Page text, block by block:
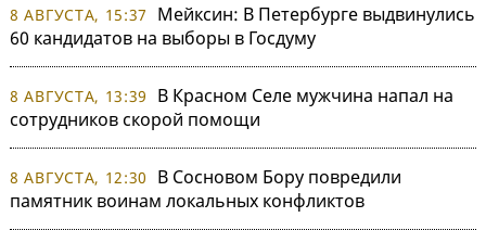
8 АВГУСТА, 15:37
Мейксин: В Петербурге выдвинулись
60 кандидатов на выборы в Госдуму
8 АВГУСТА, 13:39
В Красном Селе мужчина напал на
сотрудников скорой помощи
8 АВГУСТА, 12:30
В Сосновом Бору повредили
памятник воинам локальных конфликтов